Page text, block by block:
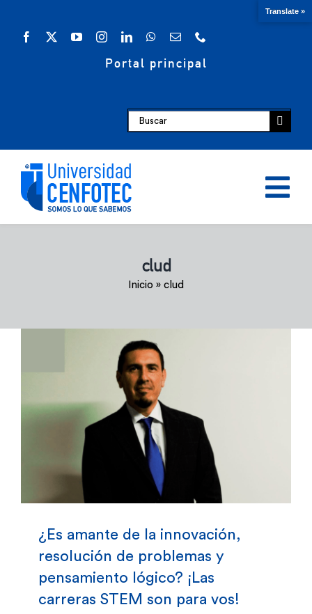
Portal principal
Buscar:
Investigación y Desarrollo
Extensión
Egresados
clud
Inicio » clud
¿Es amante de la innovación,
resolución de problemas y
pensamiento lógico? ¡Las
carreras STEM son para vos!
Translate »